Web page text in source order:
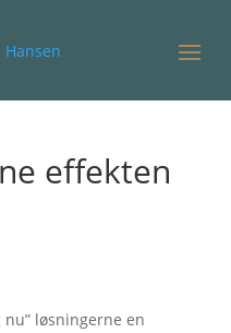
effekten
nu” løsningerne en